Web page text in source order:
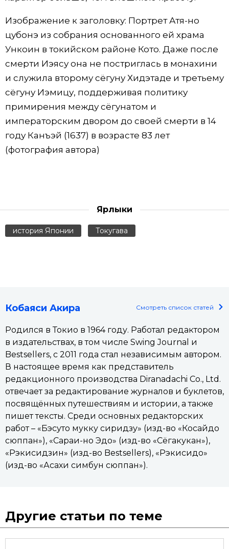
Изображение к заголовку: Портрет Атя-но
цубонэ из собрания основанного ей храма
Ункоин в токийском районе Кото. Даже после
смерти Иэясу она не постриглась в монахини
и служила второму сёгуну Хидэтаде и третьему
сёгуну Иэмицу, поддерживая политику
примирения между сёгунатом и
императорским двором до своей смерти в 14
году Канъэй (1637) в возрасте 83 лет
(фотография автора)
Ярлыки
история Японии Токугава
Кобаяси Акира Смотреть список статей
Родился в Токио в 1964 году. Работал редактором
в издательствах, в том числе Swing Journal и
Bestsellers, с 2011 года стал независимым автором.
В настоящее время как представитель
редакционного производства Diranadachi Co., Ltd.
отвечает за редактирование журналов и буклетов,
посвящённых путешествиям и истории, а также
пишет тексты. Среди основных редакторских
работ – «Бэсуто мукку сиридзу» (изд-во «Косайдо
сюппан»), «Сараи-но Эдо» (изд-во «Сёгакукан»),
«Рэкисидзин» (изд-во Bestsellers), «Рэкисидо»
(изд-во «Асахи симбун сюппан»).
Другие статьи по теме